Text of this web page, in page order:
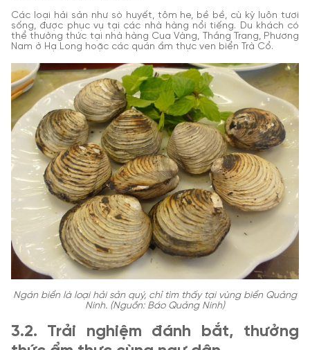
Các loại hải sản như sò huyết, tôm he, bề bề, cù kỳ luôn tươi
sống, được phục vụ tại các nhà hàng nổi tiếng. Du khách có
thể thưởng thức tại nhà hàng Cua Vàng, Thắng Trang, Phương
Nam ở Hạ Long hoặc các quán ẩm thực ven biển Trà Cổ.
Ngán biển là loại hải sản quý, chỉ tìm thấy tại vùng biển Quảng
Ninh. (Nguồn: Báo Quảng Ninh)
3.2. Trải nghiệm đánh bắt, thưởng